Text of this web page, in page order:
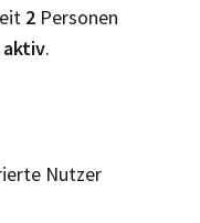
2 Personen
aktiv.
Nutzer